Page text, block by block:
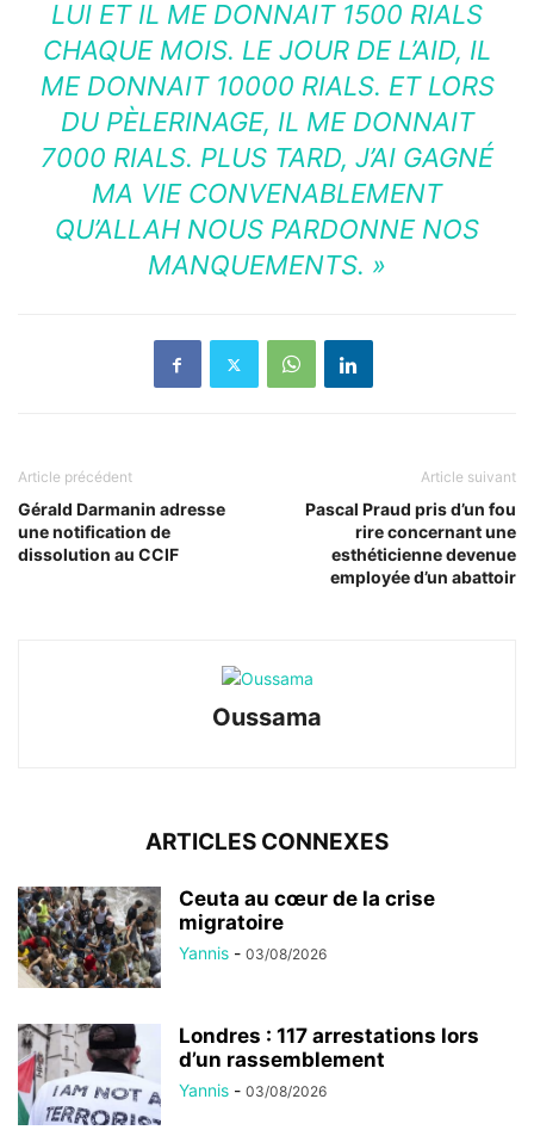
LUI ET IL ME DONNAIT 1500 RIALS
CHAQUE MOIS. LE JOUR DE L’AID, IL
ME DONNAIT 10000 RIALS. ET LORS
DU PÈLERINAGE, IL ME DONNAIT
7000 RIALS. PLUS TARD, J’AI GAGNÉ
MA VIE CONVENABLEMENT
QU’ALLAH NOUS PARDONNE NOS
MANQUEMENTS. »
Article précédent
Gérald Darmanin adresse
une notification de
dissolution au CCIF
Article suivant
Pascal Praud pris d’un fou
rire concernant une
esthéticienne devenue
employée d’un abattoir
Oussama
ARTICLES CONNEXES
Ceuta au cœur de la crise
migratoire
Yannis - 03/08/2026
Londres : 117 arrestations lors
d’un rassemblement
Yannis - 03/08/2026